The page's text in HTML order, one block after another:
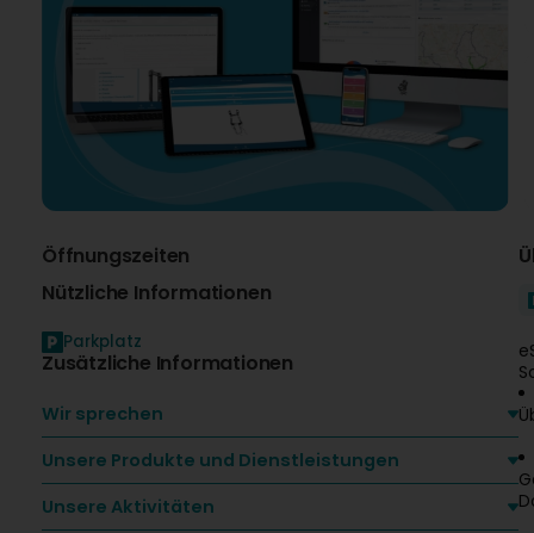
Öffnungszeiten
Nützliche Informationen
Parkplatz
Zusätzliche Informationen
Wir sprechen
Unsere Produkte und Dienstleistungen
Unsere Aktivitäten